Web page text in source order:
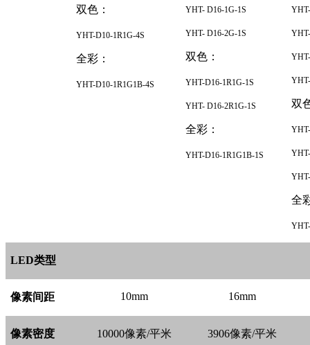
双色：
YHT-D10-1R1G-4S
全彩：
YHT-D10-1R1G1B-4S
YHT- D16-1G-1S
YHT- D16-2G-1S
双色：
YHT-D16-1R1G-1S
YHT- D16-2R1G-1S
全彩：
YHT-D16-1R1G1B-1S
双
全
LED类型
像素间距 10mm 16mm
像素密度 10000像素/平米 3906像素/平米